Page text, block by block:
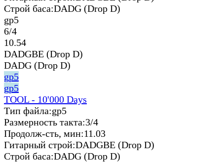
Строй баса:DADG (Drop D)
gp5
6/4
10.54
DADGBE (Drop D)
DADG (Drop D)
gp5
gp5
TOOL - 10'000 Days
Тип файла:gp5
Размерность такта:3/4
Продолж-сть, мин:11.03
Гитарный строй:DADGBE (Drop D)
Строй баса:DADG (Drop D)